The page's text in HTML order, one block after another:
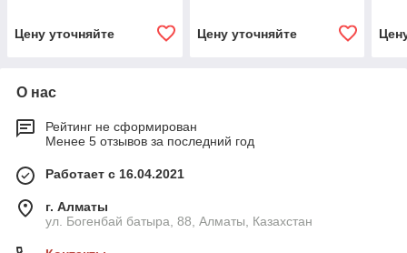
Цену уточняйте Цену уточняйте
О нас
Рейтинг не сформирован
Менее 5 отзывов за последний год
Работает с 16.04.2021
г. Алматы
ул. Богенбай батыра, 88, Алматы, Казахстан